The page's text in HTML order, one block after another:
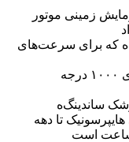
زمینی موتور
که برای سرعت‌های
۱۰۰۰ درجه
ساندینگ‌ه
هایپرسونیک تا دهه
است